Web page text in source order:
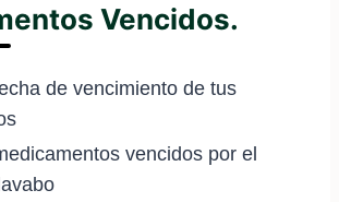
Vencidos.
de vencimiento de tus
vencidos por el